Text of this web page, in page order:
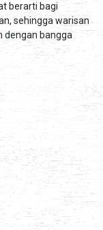
berarti bagi
sehingga warisan
dengan bangga